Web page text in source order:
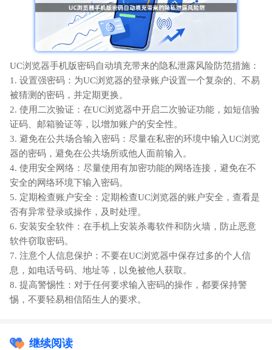
UC浏览器手机版密码自动填充带来的隐私泄露风险防范措施：
1. 设置强密码：为UC浏览器的登录账户设置一个复杂的、不易
被猜测的密码，并定期更换。
2. 使用二次验证：在UC浏览器中开启二次验证功能，如短信验
证码、邮箱验证等，以增加账户的安全性。
3. 避免在公共场合输入密码：尽量在私密的环境中输入UC浏览
器的密码，避免在公共场所或他人面前输入。
4. 使用安全网络：尽量使用有加密功能的网络连接，避免在不
安全的网络环境下输入密码。
5. 定期检查账户安全：定期检查UC浏览器的账户安全，查看是
否有异常登录或操作，及时处理。
6. 安装安全软件：在手机上安装杀毒软件和防火墙，防止恶意
软件窃取密码。
7. 注意个人信息保护：不要在UC浏览器中保存过多的个人信
息，如电话号码、地址等，以免被他人获取。
8. 提高警惕性：对于任何要求输入密码的操作，都要保持警
惕，不要轻易相信陌生人的要求。
继续阅读